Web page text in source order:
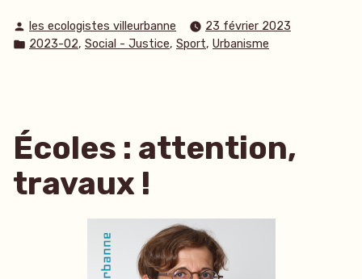
Publié
par
les ecologistes villeurbanne
23 février 2023
Publié
2023-02, Social - Justice, Sport, Urbanisme
Écoles : attention,
travaux !